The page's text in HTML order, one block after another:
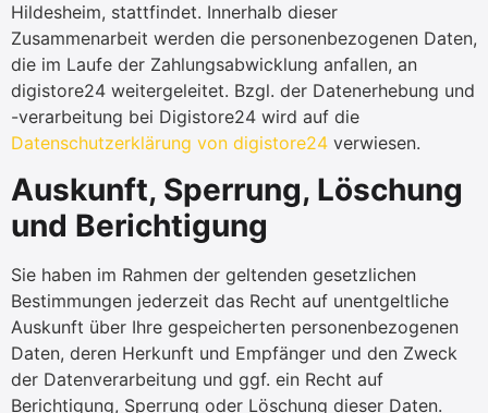
Hildesheim, stattfindet. Innerhalb dieser
Zusammenarbeit werden die personenbezogenen Daten,
die im Laufe der Zahlungsabwicklung anfallen, an
digistore24 weitergeleitet. Bzgl. der Datenerhebung und
-verarbeitung bei Digistore24 wird auf die
Datenschutzerklärung von digistore24 verwiesen.
Auskunft, Sperrung, Löschung
und Berichtigung
Sie haben im Rahmen der geltenden gesetzlichen
Bestimmungen jederzeit das Recht auf unentgeltliche
Auskunft über Ihre gespeicherten personenbezogenen
Daten, deren Herkunft und Empfänger und den Zweck
der Datenverarbeitung und ggf. ein Recht auf
Berichtigung, Sperrung oder Löschung dieser Daten.